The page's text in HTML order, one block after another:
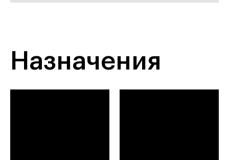
Назначения